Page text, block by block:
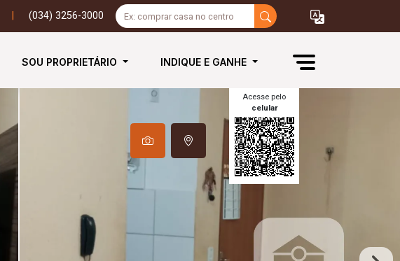
(034) 3256-3000
SOU PROPRIETÁRIO INDIQUE E GANHE
Acesse pelo
celular